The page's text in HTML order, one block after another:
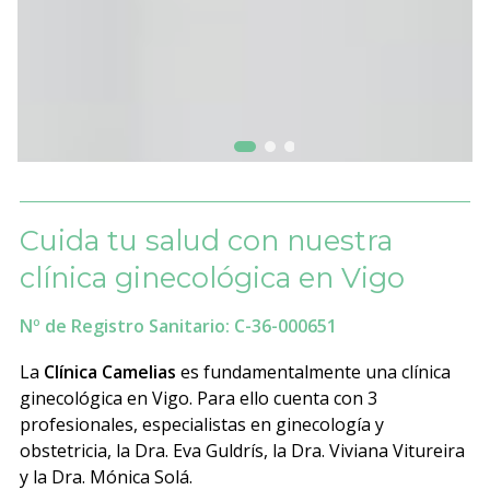
Cuida tu salud con nuestra
clínica ginecológica en Vigo
Nº de Registro Sanitario: C-36-000651
La Clínica Camelias es fundamentalmente una clínica
ginecológica en Vigo. Para ello cuenta con 3
profesionales, especialistas en ginecología y
obstetricia, la Dra. Eva Guldrís, la Dra. Viviana Vitureira
y la Dra. Mónica Solá.